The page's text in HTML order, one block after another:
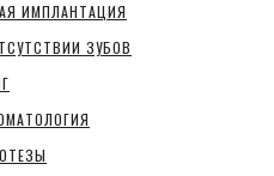
ИМПЛАНТАЦИЯ
ЗУБОВ